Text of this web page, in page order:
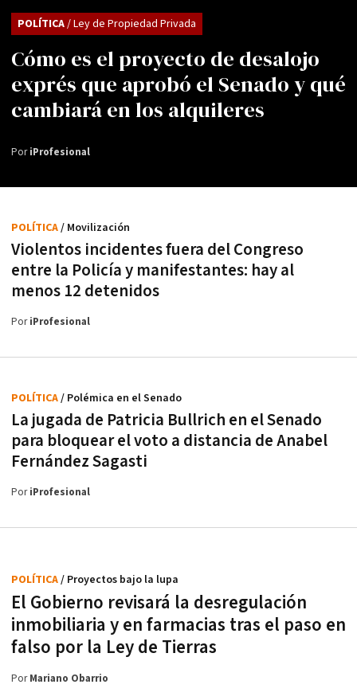
Cómo es el proyecto de desalojo
exprés que aprobó el Senado y qué
cambiará en los alquileres
POLÍTICA/ Ley de Propiedad Privada
PoriProfesional
Violentos incidentes fuera del Congreso
entre la Policía y manifestantes: hay al
menos 12 detenidos
POLÍTICA/ Movilización
PoriProfesional
La jugada de Patricia Bullrich en el Senado
para bloquear el voto a distancia de Anabel
Fernández Sagasti
POLÍTICA/ Polémica en el Senado
PoriProfesional
El Gobierno revisará la desregulación
inmobiliaria y en farmacias tras el paso en
falso por la Ley de Tierras
POLÍTICA/ Proyectos bajo la lupa
PorMariano Obarrio